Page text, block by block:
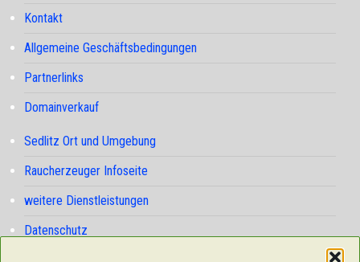
Kontakt
Allgemeine Geschäftsbedingungen
Partnerlinks
Domainverkauf
Sedlitz Ort und Umgebung
Raucherzeuger Infoseite
weitere Dienstleistungen
Datenschutz